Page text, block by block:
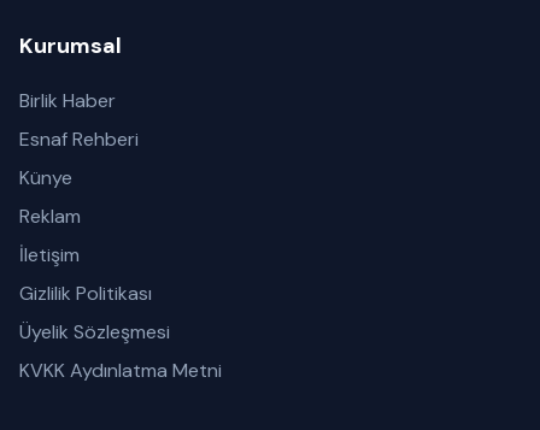
Kurumsal
Birlik Haber
Esnaf Rehberi
Künye
Reklam
İletişim
Gizlilik Politikası
Üyelik Sözleşmesi
KVKK Aydınlatma Metni